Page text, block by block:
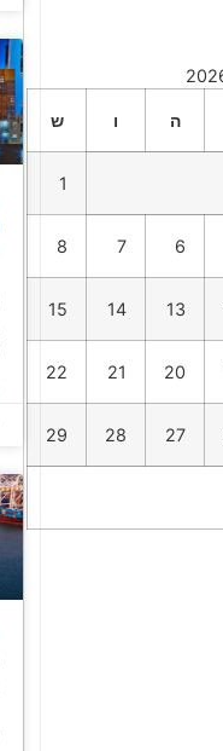
ה ו ש
1
6
7
8
13
14
15
20
21
22
27
28
29